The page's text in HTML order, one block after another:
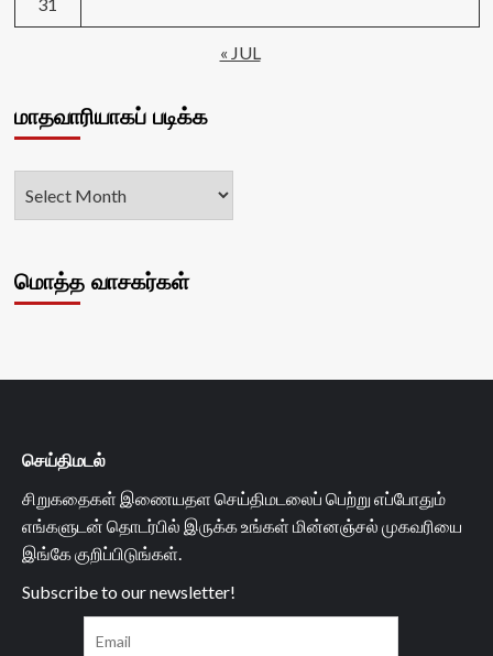
« JUL
மாதவாரியாகப் படிக்க
மொத்த வாசகர்கள்
செய்திமடல்
சிறுகதைகள் இணையதள செய்திமடலைப் பெற்று எப்போதும்
எங்களுடன் தொடர்பில் இருக்க உங்கள் மின்னஞ்சல் முகவரியை
இங்கே குறிப்பிடுங்கள்.
Subscribe to our newsletter!